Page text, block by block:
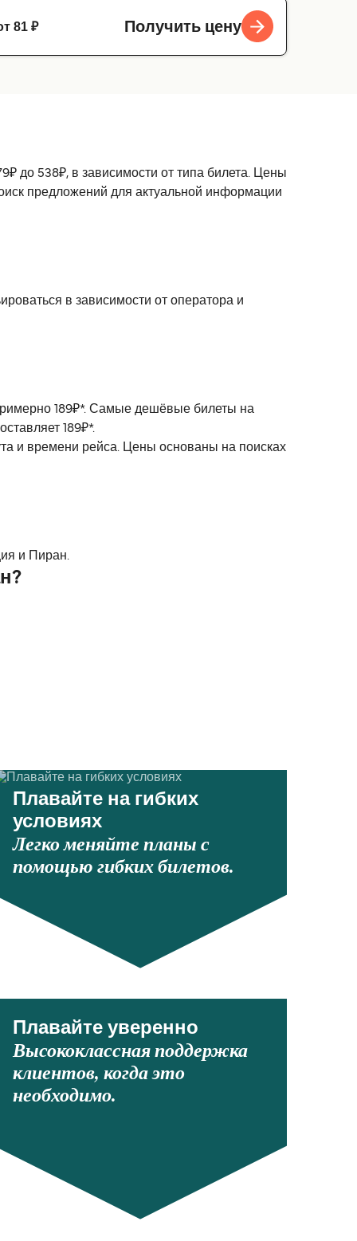
81 ₽ Получить цену
до 538₽, в зависимости от типа билета. Цены
предложений для актуальной информации
в зависимости от оператора и
189₽*. Самые дешёвые билеты на
189₽*.
и времени рейса. Цены основаны на поисках
и Пиран.
Плавайте на гибких
условиях
Легко меняйте планы с
помощью гибких билетов.
Плавайте уверенно
Высококлассная поддержка
клиентов, когда это
необходимо.